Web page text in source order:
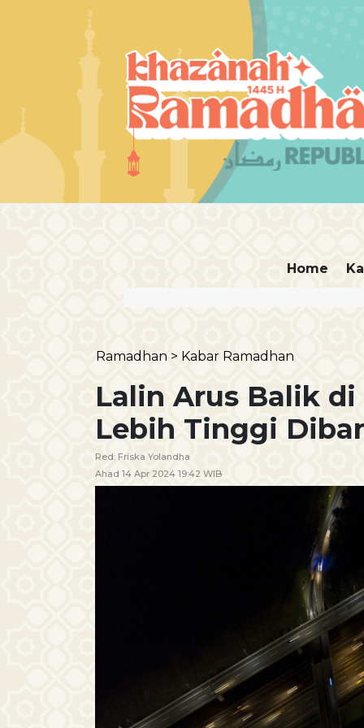
Home
Ramadhan > Kabar Ramadhan
Lalin Arus Balik di
Lebih Tinggi
Red: Friska Yolandha
Ahad 14 Apr 2024 19:42 WIB